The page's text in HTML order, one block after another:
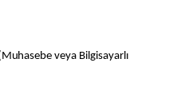
veya Bilgisayarlı